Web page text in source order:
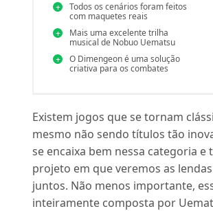
Todos os cenários foram feitos
com maquetes reais
Mais uma excelente trilha
musical de Nobuo Uematsu
O Dimengeon é uma solução
criativa para os combates
Existem jogos que se tornam
mesmo não sendo títulos tão
se encaixa bem nessa categoria
projeto em que veremos as
juntos. Não menos importante,
inteiramente composta por